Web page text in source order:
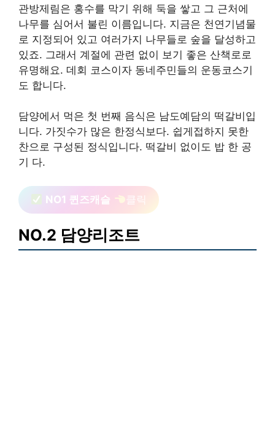
관방제림은 홍수를 막기 위해 둑을 쌓고 그 근처에
나무를 심어서 불린 이름입니다. 지금은 천연기념물
로 지정되어 있고 여러가지 나무들로 숲을 달성하고
있죠. 그래서 계절에 관련 없이 보기 좋은 산책로로
유명해요. 데회 코스이자 동네주민들의 운동코스기
도 합니다.
담양에서 먹은 첫 번째 음식은 남도예담의 떡갈비입
니다. 가짓수가 많은 한정식보다. 쉽게접하지 못한
찬으로 구성된 정식입니다. 떡갈비 없이도 밥 한 공
기 다.
NO1 퀸즈캐슬 클릭
NO.2 담양리조트